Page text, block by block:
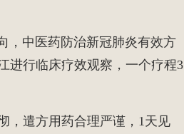
，中医药防治新冠肺炎有效方
进行临床疗效观察，一个疗程3
，遣方用药合理严谨，1天见